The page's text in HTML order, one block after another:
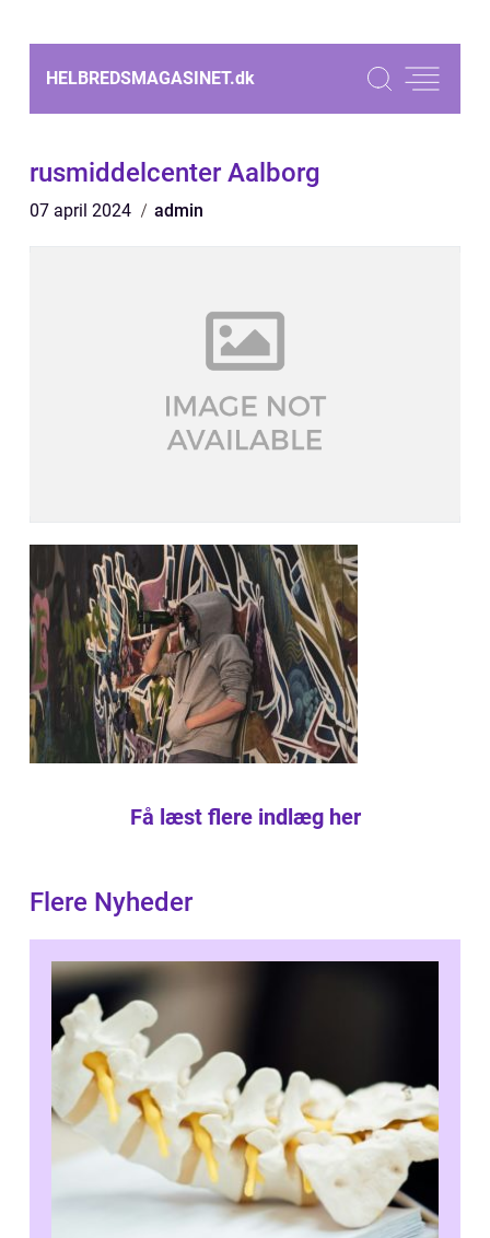
HELBREDSMAGASINET.dk
rusmiddelcenter Aalborg
07 april 2024 admin
Få læst flere indlæg her
Flere Nyheder